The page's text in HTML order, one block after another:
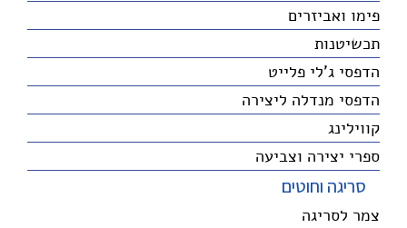
פימו ואביזרים
תכשיטנות
הדפסי ג'לי פלייט
הדפסי מנדלה ליצירה
קווילינג
ספרי יצירה וצביעה
סריגה וחוטים
צמר לסריגה